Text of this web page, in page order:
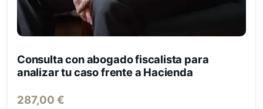
Consulta con abogado fiscalista para
analizar tu caso frente a Hacienda
287,00 €